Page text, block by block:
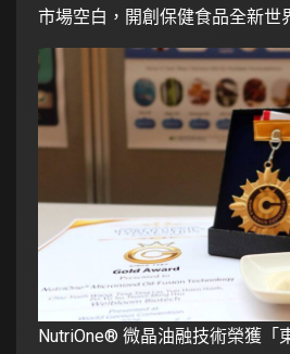
市場空白，開創保健食品全新世
NutriOne® 微晶油融技術榮獲「